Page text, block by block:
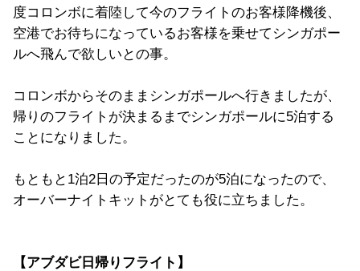
度コロンボに着陸して今のフライトのお客様降機後、
空港でお待ちになっているお客様を乗せてシンガポー
ルへ飛んで欲しいとの事。
コロンボからそのままシンガポールへ行きましたが、
帰りのフライトが決まるまでシンガポールに5泊する
ことになりました。
もともと1泊2日の予定だったのが5泊になったので、
オーバーナイトキットがとても役に立ちました。
【アブダビ日帰りフライト】